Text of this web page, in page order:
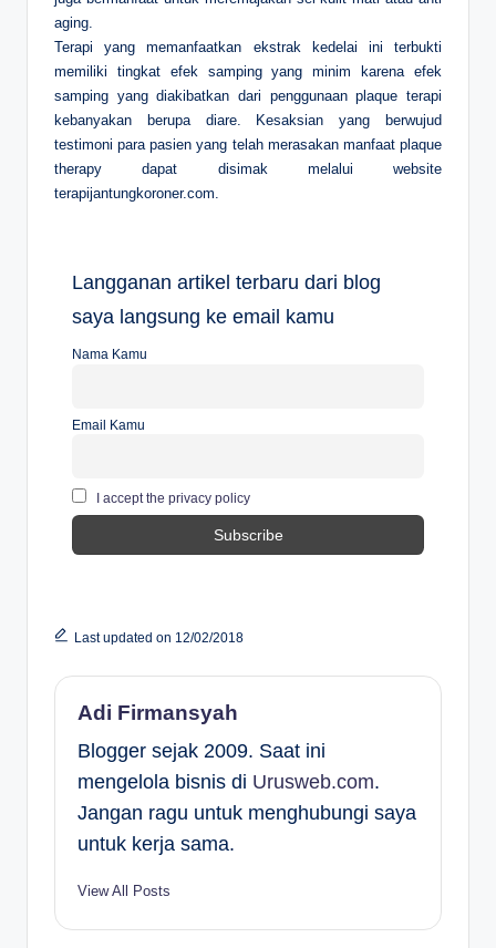
aging.
Terapi yang memanfaatkan ekstrak kedelai ini terbukti
memiliki tingkat efek samping yang minim karena efek
samping yang diakibatkan dari penggunaan plaque terapi
kebanyakan berupa diare. Kesaksian yang berwujud
testimoni para pasien yang telah merasakan manfaat plaque
therapy dapat disimak melalui website
terapijantungkoroner.com.
Langganan artikel terbaru dari blog
saya langsung ke email kamu
Nama Kamu
Email Kamu
I accept the privacy policy
Last updated on 12/02/2018
Adi Firmansyah
Blogger sejak 2009. Saat ini
mengelola bisnis di Urusweb.com.
Jangan ragu untuk menghubungi saya
untuk kerja sama.
View All Posts